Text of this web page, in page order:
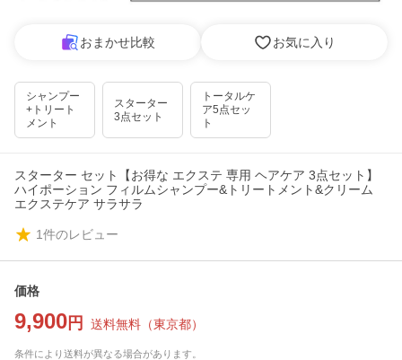
おまかせ比較 お気に入り
シャンプー
+トリート
メント
スターター
3点セット
トータルケ
ア5点セッ
ト
スターター セット【お得な エクステ 専用 ヘアケア 3点セット】
ハイポーション フィルムシャンプー&トリートメント&クリーム
エクステケア サラサラ
1件のレビュー
価格
9,900 円 送料無料 （東京都）
条件により送料が異なる場合があります。